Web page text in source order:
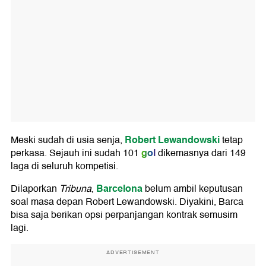
Meski sudah di usia senja, Robert Lewandowskitetap
perkasa. Sejauh ini sudah 101 goldikemasnya dari 149
laga di seluruh kompetisi.
Dilaporkan Tribuna, Barcelonabelum ambil keputusan
soal masa depan Robert Lewandowski. Diyakini, Barca
bisa saja berikan opsi perpanjangan kontrak semusim
lagi.
ADVERTISEMENT